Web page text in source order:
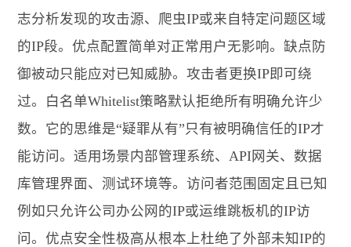
志分析发现的攻击源、爬虫IP或来自特定问题区域
的IP段。优点配置简单对正常用户无影响。缺点防
御被动只能应对已知威胁。攻击者更换IP即可绕
过。白名单Whitelist策略默认拒绝所有明确允许少
数。它的思维是“疑罪从有”只有被明确信任的IP才
能访问。适用场景内部管理系统、API网关、数据
库管理界面、测试环境等。访问者范围固定且已知
例如只允许公司办公网的IP或运维跳板机的IP访
问。优点安全性极高从根本上杜绝了外部未知IP的